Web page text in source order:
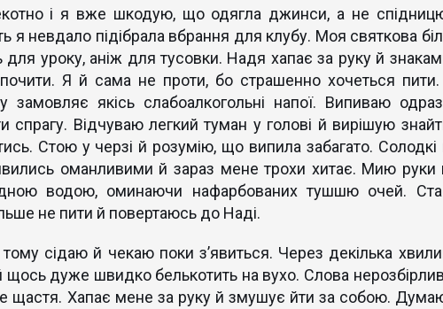
і я вже шкодую, що одягла джинси, а не
я невдало підібрала вбрання для клубу. Моя святкова
для уроку, аніж для тусовки. Надя хапає за руку й
Я й сама не проти, бо страшенно хочеться пити.
замовляє якісь слабоалкогольні напої. Випиваю
спрагу. Відчуваю легкий туман у голові й вирішую
Стою у черзі й розумію, що випила забагато. Солодкі
оманливими й зараз мене трохи хитає. Мию руки
водою, оминаючи нафарбованих тушшю очей.
не пити й повертаюсь до Наді.
тому сідаю й чекаю поки з’явиться. Через декілька
щось дуже швидко белькотить на вухо. Слова
щастя. Хапає мене за руку й змушує йти за собою.